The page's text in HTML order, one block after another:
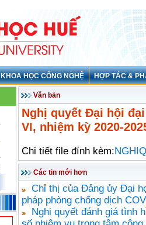
KHOA HỌC CÔNG NGHỆ HỢP TÁC &
Văn bản
Nghị quyết Đại hội
VI, nhiệm kỳ 2020-
Chi tiết file đính kèm:
Các tin mới hơn
Chỉ thị của Đảng ủy Đại
pháp phòng chống dịch
Nghị quyết đánh giá tình